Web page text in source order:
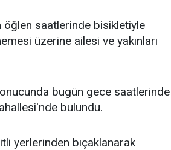
öğlen saatlerinde bisikletiyle
üzerine ailesi ve yakınları
bugün gece saatlerinde
bulundu.
yerlerinden bıçaklanarak